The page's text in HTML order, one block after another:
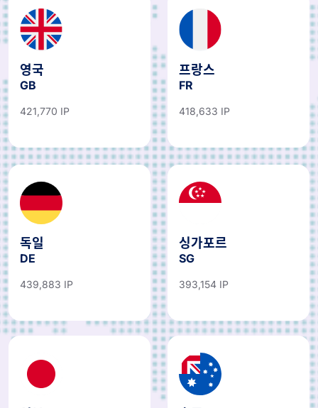
영국
GB
421,770 IP
프랑스
FR
418,633 IP
독일
DE
439,883 IP
싱가포르
SG
393,154 IP